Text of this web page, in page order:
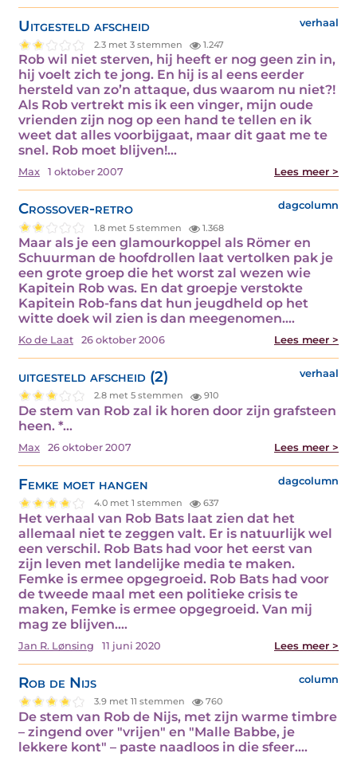
Uitgesteld afscheid verhaal
2.3 met 3 stemmen 1.247
Rob wil niet sterven, hij heeft er nog geen zin in,
hij voelt zich te jong. En hij is al eens eerder
hersteld van zo’n attaque, dus waarom nu niet?!
Als Rob vertrekt mis ik een vinger, mijn oude
vrienden zijn nog op een hand te tellen en ik
weet dat alles voorbijgaat, maar dit gaat me te
snel. Rob moet blijven!…
Max 1 oktober 2007 Lees meer >
Crossover-retro dagcolumn
1.8 met 5 stemmen 1.368
Maar als je een glamourkoppel als Römer en
Schuurman de hoofdrollen laat vertolken pak je
een grote groep die het worst zal wezen wie
Kapitein Rob was. En dat groepje verstokte
Kapitein Rob-fans dat hun jeugdheld op het
witte doek wil zien is dan meegenomen.…
Ko de Laat 26 oktober 2006 Lees meer >
uitgesteld afscheid (2) verhaal
2.8 met 5 stemmen 910
De stem van Rob zal ik horen door zijn grafsteen
heen. *…
Max 26 oktober 2007 Lees meer >
Femke moet hangen dagcolumn
4.0 met 1 stemmen 637
Het verhaal van Rob Bats laat zien dat het
allemaal niet te zeggen valt. Er is natuurlijk wel
een verschil. Rob Bats had voor het eerst van
zijn leven met landelijke media te maken.
Femke is ermee opgegroeid. Rob Bats had voor
de tweede maal met een politieke crisis te
maken, Femke is ermee opgegroeid. Van mij
mag ze blijven.…
Jan R. Lønsing 11 juni 2020 Lees meer >
Rob de Nijs column
3.9 met 11 stemmen 760
De stem van Rob de Nijs, met zijn warme timbre
– zingend over "vrijen" en "Malle Babbe, je
lekkere kont" – paste naadloos in die sfeer.…